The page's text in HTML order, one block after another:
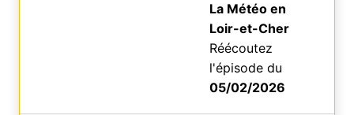
La Météo en
Loir-et-Cher
Réécoutez
l'épisode du
05/02/2026